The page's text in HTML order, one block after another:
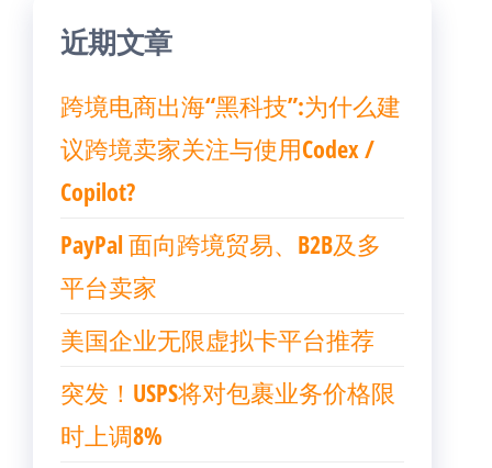
近期文章
跨境电商出海“黑科技”:为什么建
议跨境卖家关注与使用Codex /
Copilot?
PayPal 面向跨境贸易、B2B及多
平台卖家
美国企业无限虚拟卡平台推荐
突发！USPS将对包裹业务价格限
时上调8%